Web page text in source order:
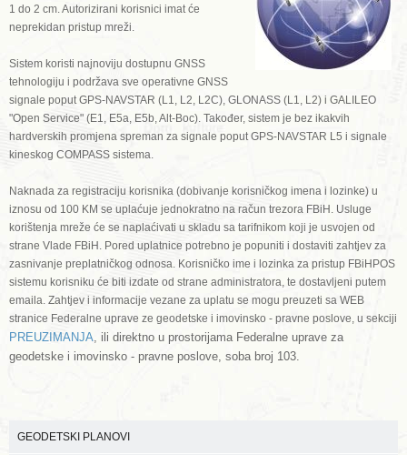
1 do 2 cm. Autorizirani korisnici imat će
neprekidan pristup mreži.
Sistem koristi najnoviju dostupnu GNSS
tehnologiju i podržava sve operativne GNSS
signale poput GPS-NAVSTAR (L1, L2, L2C), GLONASS (L1, L2) i GALILEO
"Open Service" (E1, E5a, E5b, Alt-Boc). Također, sistem je bez ikakvih
hardverskih promjena spreman za signale poput GPS-NAVSTAR L5 i signale
kineskog COMPASS sistema.
Naknada za registraciju korisnika (dobivanje korisničkog imena i lozinke) u
iznosu od 100 KM se uplaćuje jednokratno na račun trezora FBiH. Usluge
korištenja mreže će se naplaćivati u skladu sa tarifnikom koji je usvojen od
strane Vlade FBiH. Pored uplatnice potrebno je popuniti i dostaviti zahtjev za
zasnivanje preplatničkog odnosa. Korisničko ime i lozinka za pristup FBiHPOS
sistemu korisniku će biti izdate od strane administratora, te dostavljeni putem
emaila. Zahtjev i informacije vezane za uplatu se mogu preuzeti sa WEB
stranice Federalne uprave ze geodetske i imovinsko - pravne poslove, u sekciji
PREUZIMANJA, ili direktno u prostorijama Federalne uprave za
geodetske i imovinsko - pravne poslove, soba broj 103.
GEODETSKI PLANOVI